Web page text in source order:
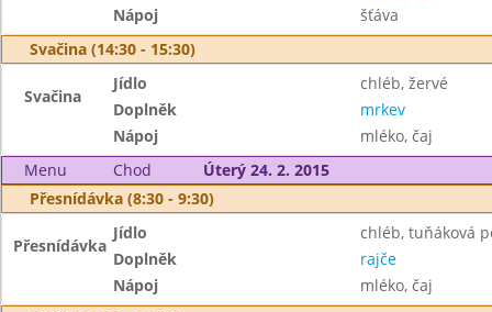
Nápoj
šťáva
Svačina (14:30 - 15:30)
Svačina
Jídlo
chléb, žervé
Doplněk
mrkev
Nápoj
mléko, čaj
Menu
Chod
Úterý 24. 2. 2015
Přesnídávka (8:30 - 9:30)
Přesnídávka
Jídlo
chléb, tuňáková
Doplněk
rajče
Nápoj
mléko, čaj